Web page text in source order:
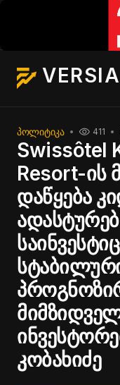
ᲞᲝᲚᲘᲢᲘᲙᲐ 411
Swissôtel
Resort-ის
დაწყება
კობახიძე